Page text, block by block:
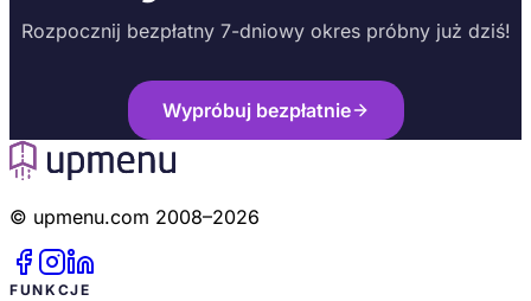
Rozpocznij bezpłatny 7-dniowy okres próbny już dziś!
Wypróbuj bezpłatnie
© upmenu.com 2008–2026
FUNKCJE